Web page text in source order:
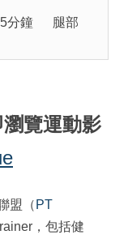
分鐘 腿部
瀏覽運動影
盟（ PT
，包括健